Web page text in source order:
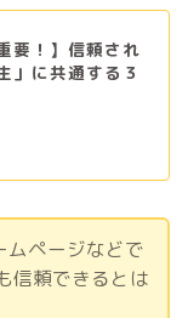
要！】信頼され
」に共通する３
ページなどで
信頼できるとは